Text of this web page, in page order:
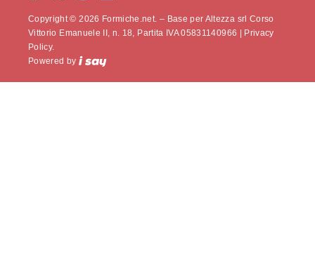
Copyright © 2026 Formiche.net. – Base per Altezza srl Corso
Vittorio Emanuele II, n. 18, Partita IVA 05831140966 | Privacy
Policy.
Powered by